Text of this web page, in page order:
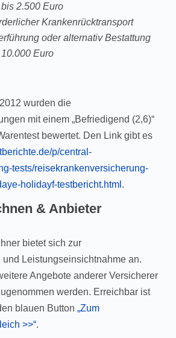
2.500 Euro
Krankenrücktransport
oder alternativ Bestattung
Euro
wurden die
mit einem „Befriedigend (2,6)“
bewertet. Den Link gibt es
p/central-
tests/reisekrankenversicherung-
holidayf-testbericht.html .
& Anbieter
bietet sich zur
und Leistungseinsichtnahme an.
Angebote anderer Versicherer
werden. Erreichbar ist
blauen Button„Zum
>>“.